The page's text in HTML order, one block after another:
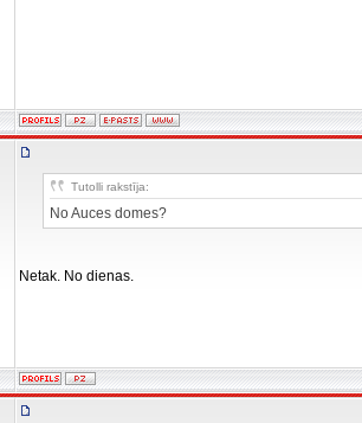
Tutolli rakstīja:
No Auces domes?
Netak. No dienas.